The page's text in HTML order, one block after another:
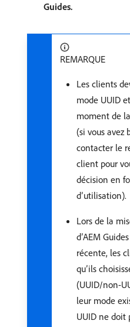
Guides.
REMARQUE
Les clients
mode UUID
moment de
(si vous avez
contacter le
client pour
décision en
d’utilisation).
Lors de la
d’AEM
récente, les
qu’ils
(UUID/non-
leur mode
UUID ne doit